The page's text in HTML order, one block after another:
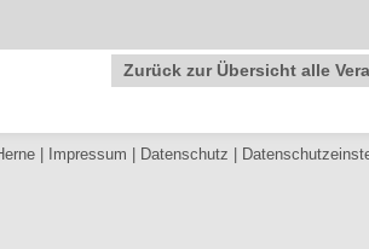
Zurück zur Übersicht alle
| Impressum Datenschutz